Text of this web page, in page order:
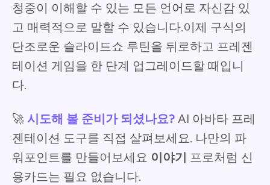
청중이 이해할 수 있는 모든 언어로 자신감 있
고 매력적으로 말할 수 있습니다.이제 구식의
단조로운 슬라이드쇼 루틴을 뒤로하고 프레젠
테이션 게임을 한 단계 업그레이드할 때입니
다.
🚀 시도해 볼 준비가 되셨나요? AI 아바타 프레
젠테이션 도구를 직접 살펴보세요. 나만의 파
워포인트를 만들어보세요 이야기 프로처럼 신
용카드는 필요 없습니다.